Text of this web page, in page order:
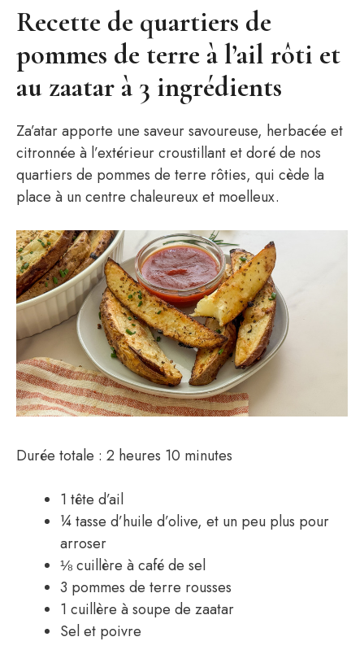
Recette de quartiers de
pommes de terre à l’ail rôti et
au zaatar à 3 ingrédients
Za’atar apporte une saveur savoureuse, herbacée et
citronnée à l’extérieur croustillant et doré de nos
quartiers de pommes de terre rôties, qui cède la
place à un centre chaleureux et moelleux.
Durée totale : 2 heures 10 minutes
1 tête d’ail
¼ tasse d’huile d’olive, et un peu plus pour
arroser
⅛ cuillère à café de sel
3 pommes de terre rousses
1 cuillère à soupe de zaatar
Sel et poivre